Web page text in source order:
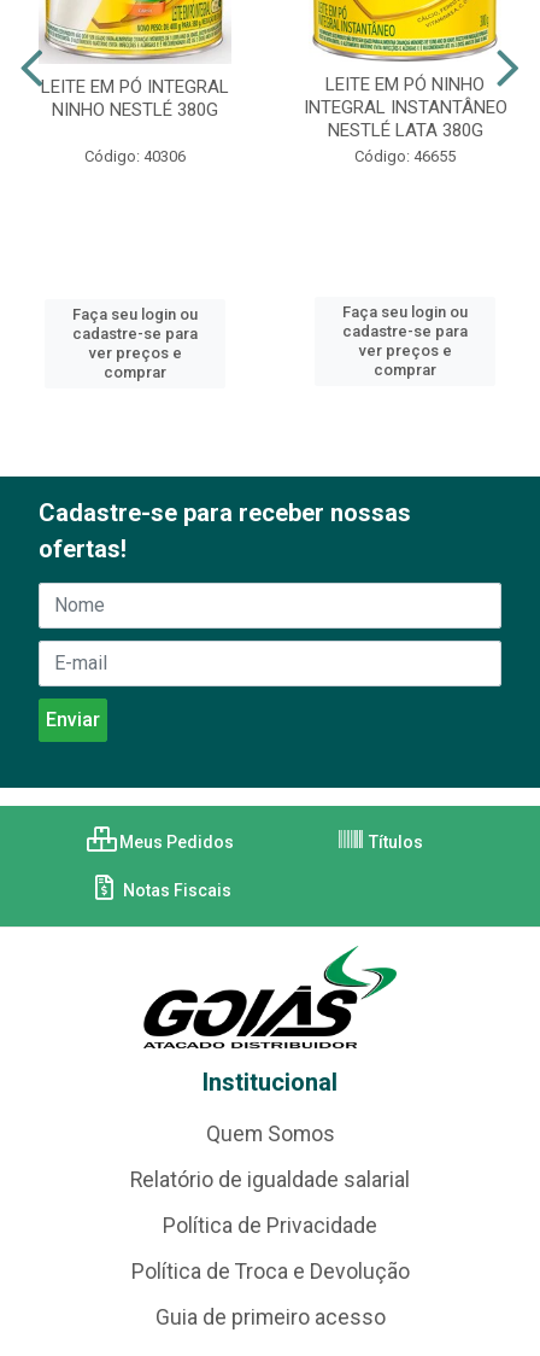
LEITE EM PÓ INTEGRAL
NINHO NESTLÉ 380G
Código: 40306
Faça seu login ou
cadastre-se para
ver preços e
comprar
LEITE EM PÓ NINHO
INTEGRAL INSTANTÂNEO
NESTLÉ LATA 380G
Código: 46655
Faça seu login ou
cadastre-se para
ver preços e
comprar
Cadastre-se para receber nossas
ofertas!
Meus Pedidos Títulos
Notas Fiscais
Institucional
Quem Somos
Relatório de igualdade salarial
Política de Privacidade
Política de Troca e Devolução
Guia de primeiro acesso